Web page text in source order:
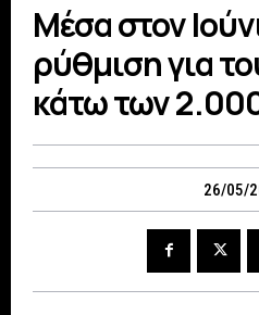
Μέσα στον
ρύθμιση για
κάτω των
26/05/